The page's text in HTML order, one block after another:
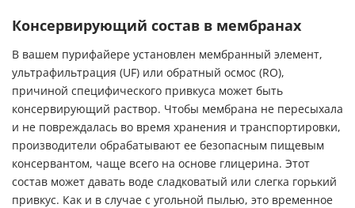
Консервирующий состав в мембранах
В вашем пурифайере установлен мембранный элемент,
ультрафильтрация (UF) или обратный осмос (RO),
причиной специфического привкуса может быть
консервирующий раствор. Чтобы мембрана не пересыхала
и не повреждалась во время хранения и транспортировки,
производители обрабатывают ее безопасным пищевым
консервантом, чаще всего на основе глицерина. Этот
состав может давать воде сладковатый или слегка горький
привкус. Как и в случае с угольной пылью, это временное